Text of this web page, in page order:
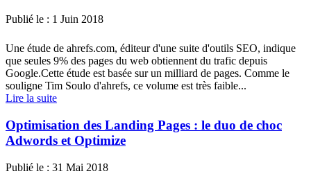
Publié le : 1 Juin 2018
Une étude de ahrefs.com, éditeur d'une suite d'outils SEO, indique
que seules 9% des pages du web obtiennent du trafic depuis
Google.Cette étude est basée sur un milliard de pages. Comme le
souligne Tim Soulo d'ahrefs, ce volume est très faible...
Lire la suite
Optimisation des Landing Pages : le duo de choc
Adwords et Optimize
Publié le : 31 Mai 2018